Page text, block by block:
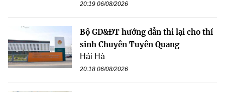
20:19 06/08/2026
Bộ GD&ĐT hướng dẫn thi lại cho thí
sinh Chuyên Tuyên Quang
Hải Hà
20:18 06/08/2026